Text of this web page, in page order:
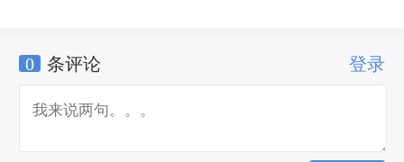
0 条评论 登录